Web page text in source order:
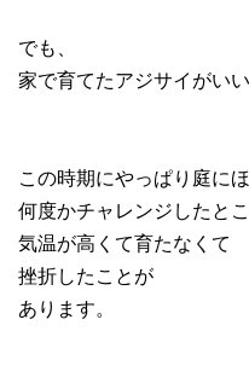
でも、
家で育てたアジサイがい
この時期にやっぱり庭にほ
何度かチャレンジしたとこ
気温が高くて育たなくて
挫折したことが
あります。